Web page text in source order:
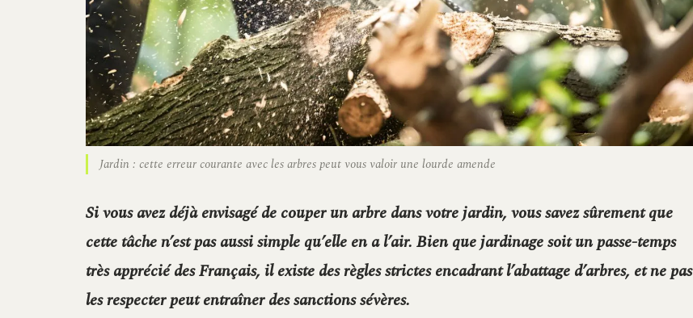
Jardin : cette erreur courante avec les arbres peut vous valoir une lourde amende
Si vous avez déjà envisagé de couper un arbre dans votre jardin, vous savez sûrement que
cette tâche n’est pas aussi simple qu’elle en a l’air. Bien que jardinage soit un passe-temps
très apprécié des Français, il existe des règles strictes encadrant l’abattage d’arbres, et ne pas
les respecter peut entraîner des sanctions sévères.